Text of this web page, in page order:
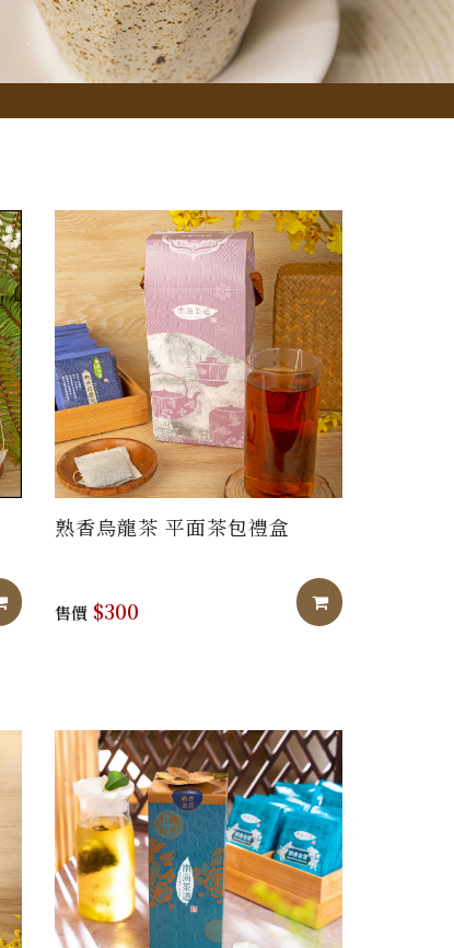
加入購物車
熟香烏龍茶 平面茶包禮盒
售價 $300 加入購物車